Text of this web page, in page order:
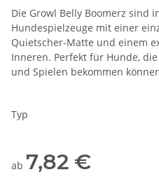
Die Growl Belly Boomerz sind
Hundespielzeuge mit einer
Quietscher-Matte und einem
Inneren. Perfekt für Hunde,
und Spielen bekommen
Typ
ab 7,82 €